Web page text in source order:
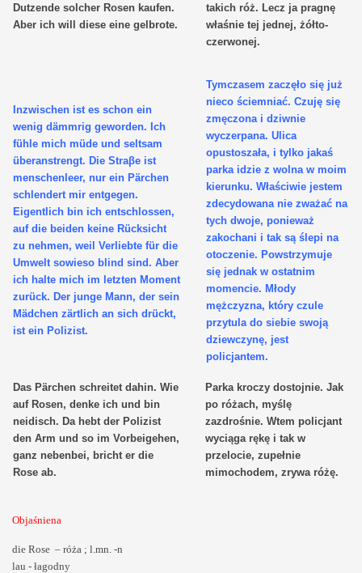
Dutzende solcher Rosen kaufen.
Aber ich will diese eine gelbrote.
takich róż. Lecz ja pragnę
właśnie tej jednej, żółto-
czerwonej.
Inzwischen ist es schon ein
wenig dämmrig geworden. Ich
fühle mich müde und seltsam
überanstrengt. Die Straβe ist
menschenleer, nur ein Pärchen
schlendert mir entgegen.
Eigentlich bin ich entschlossen,
auf die beiden keine Rücksicht
zu nehmen, weil Verliebte für die
Umwelt sowieso blind sind. Aber
ich halte mich im letzten Moment
zurück. Der junge Mann, der sein
Mädchen zärtlich an sich drückt,
ist ein Polizist.
Tymczasem zaczęło się już
nieco ściemniać. Czuję się
zmęczona i dziwnie
wyczerpana. Ulica
opustoszała, i tylko jakaś
parka idzie z wolna w moim
kierunku. Właściwie jestem
zdecydowana nie zważać na
tych dwoje, ponieważ
zakochani i tak są ślepi na
otoczenie. Powstrzymuje
się jednak w ostatnim
momencie. Młody
mężczyzna, który czule
przytula do siebie swoją
dziewczynę, jest
policjantem.
Das Pärchen schreitet dahin. Wie
auf Rosen, denke ich und bin
neidisch. Da hebt der Polizist
den Arm und so im Vorbeigehen,
ganz nebenbei, bricht er die
Rose ab.
Parka kroczy dostojnie. Jak
po różach, myślę
zazdrośnie. Wtem policjant
wyciąga rękę i tak w
przelocie, zupełnie
mimochodem, zrywa różę.
Objaśniena
die Rose – róża ; l.mn. -n
lau - łagodny